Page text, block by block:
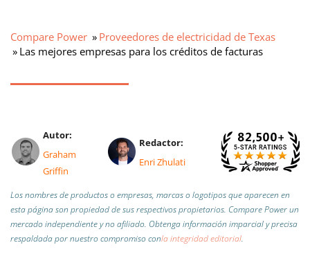
Compare Power
Proveedores de electricidad de Texas
Las mejores empresas para los créditos de facturas
Autor:
Graham
Griffin
Redactor:
Enri Zhulati
Los nombres de productos o empresas, marcas o logotipos que aparecen en
esta página son propiedad de sus respectivos propietarios. Compare Power un
mercado independiente y no afiliado. Obtenga información imparcial y precisa
respaldada por nuestro compromiso conla integridad editorial.